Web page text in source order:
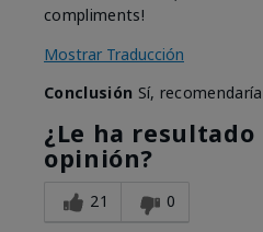
compliments!
Mostrar Traducción
Conclusión Sí,
¿Le ha
opinión?
21 0